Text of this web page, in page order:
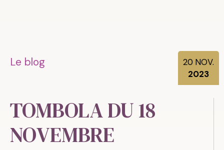
Le blog 20 NOV.
2023
TOMBOLA DU 18
NOVEMBRE